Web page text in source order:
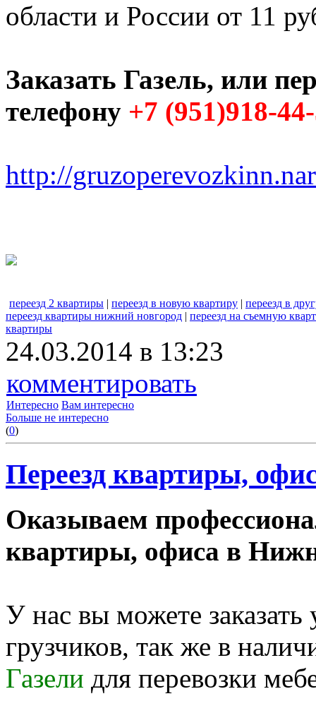
области и России от 11
Заказать Газель, или
телефону +7 (951)918-
http://
переезд 2 квартиры | переезд в новую квартиру | переезд в
переезд квартиры нижний новгород | переезд на съемную
квартиры
24.03.2014 в 13:23
комментировать
Интересно Вам интересно
Больше не интересно
(0)
Переезд квартиры,
Оказываем
квартиры, офиса в
У нас вы можете
грузчиков, так же в
Газели для перевозки